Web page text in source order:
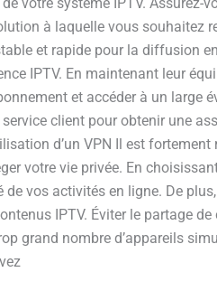
à laquelle vous souhaitez
et rapide pour la diffusion
IPTV. En maintenant leur
et accéder à un large
client pour obtenir une
d’un VPN Il est
votre vie privée. En
vos activités en ligne. De
IPTV. Éviter le partage
grand nombre d’appareils